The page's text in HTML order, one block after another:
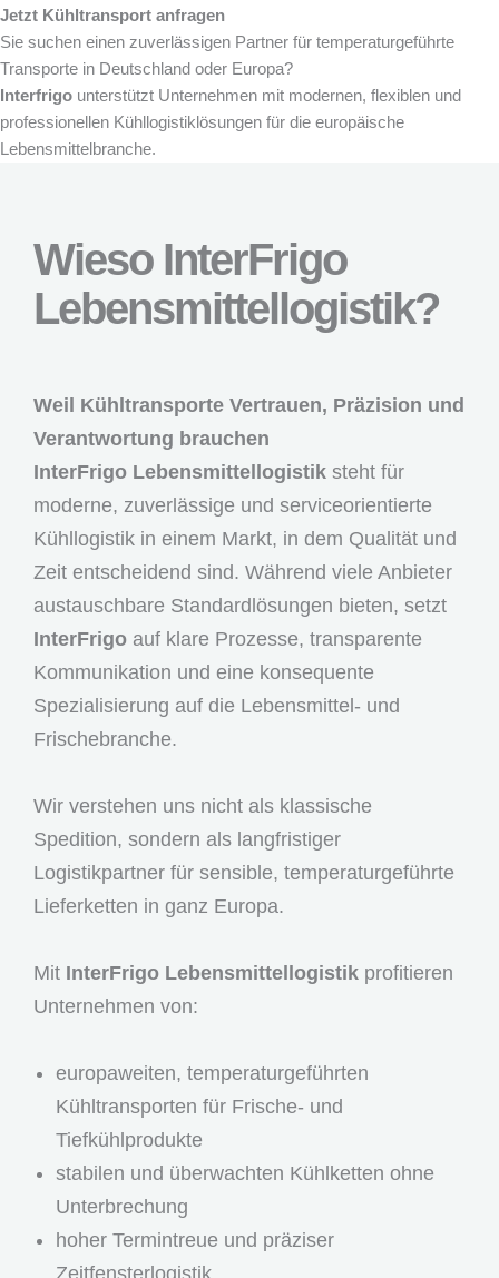
Jetzt Kühltransport anfragen
Sie suchen einen zuverlässigen Partner für temperaturgeführte
Transporte in Deutschland oder Europa?
Interfrigo unterstützt Unternehmen mit modernen, flexiblen und
professionellen Kühllogistiklösungen für die europäische
Lebensmittelbranche.
Wieso InterFrigo
Lebensmittellogistik?
Weil Kühltransporte Vertrauen, Präzision und
Verantwortung brauchen
InterFrigo Lebensmittellogistik steht für
moderne, zuverlässige und serviceorientierte
Kühllogistik in einem Markt, in dem Qualität und
Zeit entscheidend sind. Während viele Anbieter
austauschbare Standardlösungen bieten, setzt
InterFrigo auf klare Prozesse, transparente
Kommunikation und eine konsequente
Spezialisierung auf die Lebensmittel- und
Frischebranche.
Wir verstehen uns nicht als klassische
Spedition, sondern als langfristiger
Logistikpartner für sensible, temperaturgeführte
Lieferketten in ganz Europa.
Mit InterFrigo Lebensmittellogistik profitieren
Unternehmen von:
europaweiten, temperaturgeführten
Kühltransporten für Frische- und
Tiefkühlprodukte
stabilen und überwachten Kühlketten ohne
Unterbrechung
hoher Termintreue und präziser
Zeitfensterlogistik